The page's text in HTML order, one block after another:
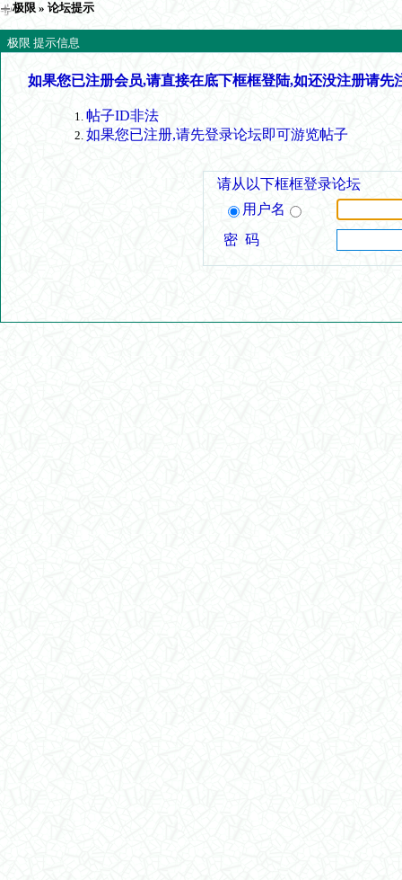
极限 » 论坛提示
极限 提示信息
如果您已注册会员,请直接在底下框框登陆,如还没注册请先
帖子ID非法
如果您已注册,请先登录论坛即可游览帖子
请从以下框框登录论坛
用户名
密 码